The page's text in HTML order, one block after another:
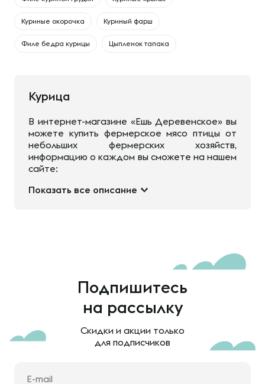
Куриные окорочка Куриный фарш
Филе бедра курицы Цыпленок тапака
Курица
В интернет-магазине «Ешь Деревенское» вы
можете купить фермерское мясо птицы от
небольших фермерских хозяйств,
информацию о каждом вы сможете на нашем
сайте:
Показать все описание
Подпишитесь
на рассылку
Скидки и акции только
для подписчиков